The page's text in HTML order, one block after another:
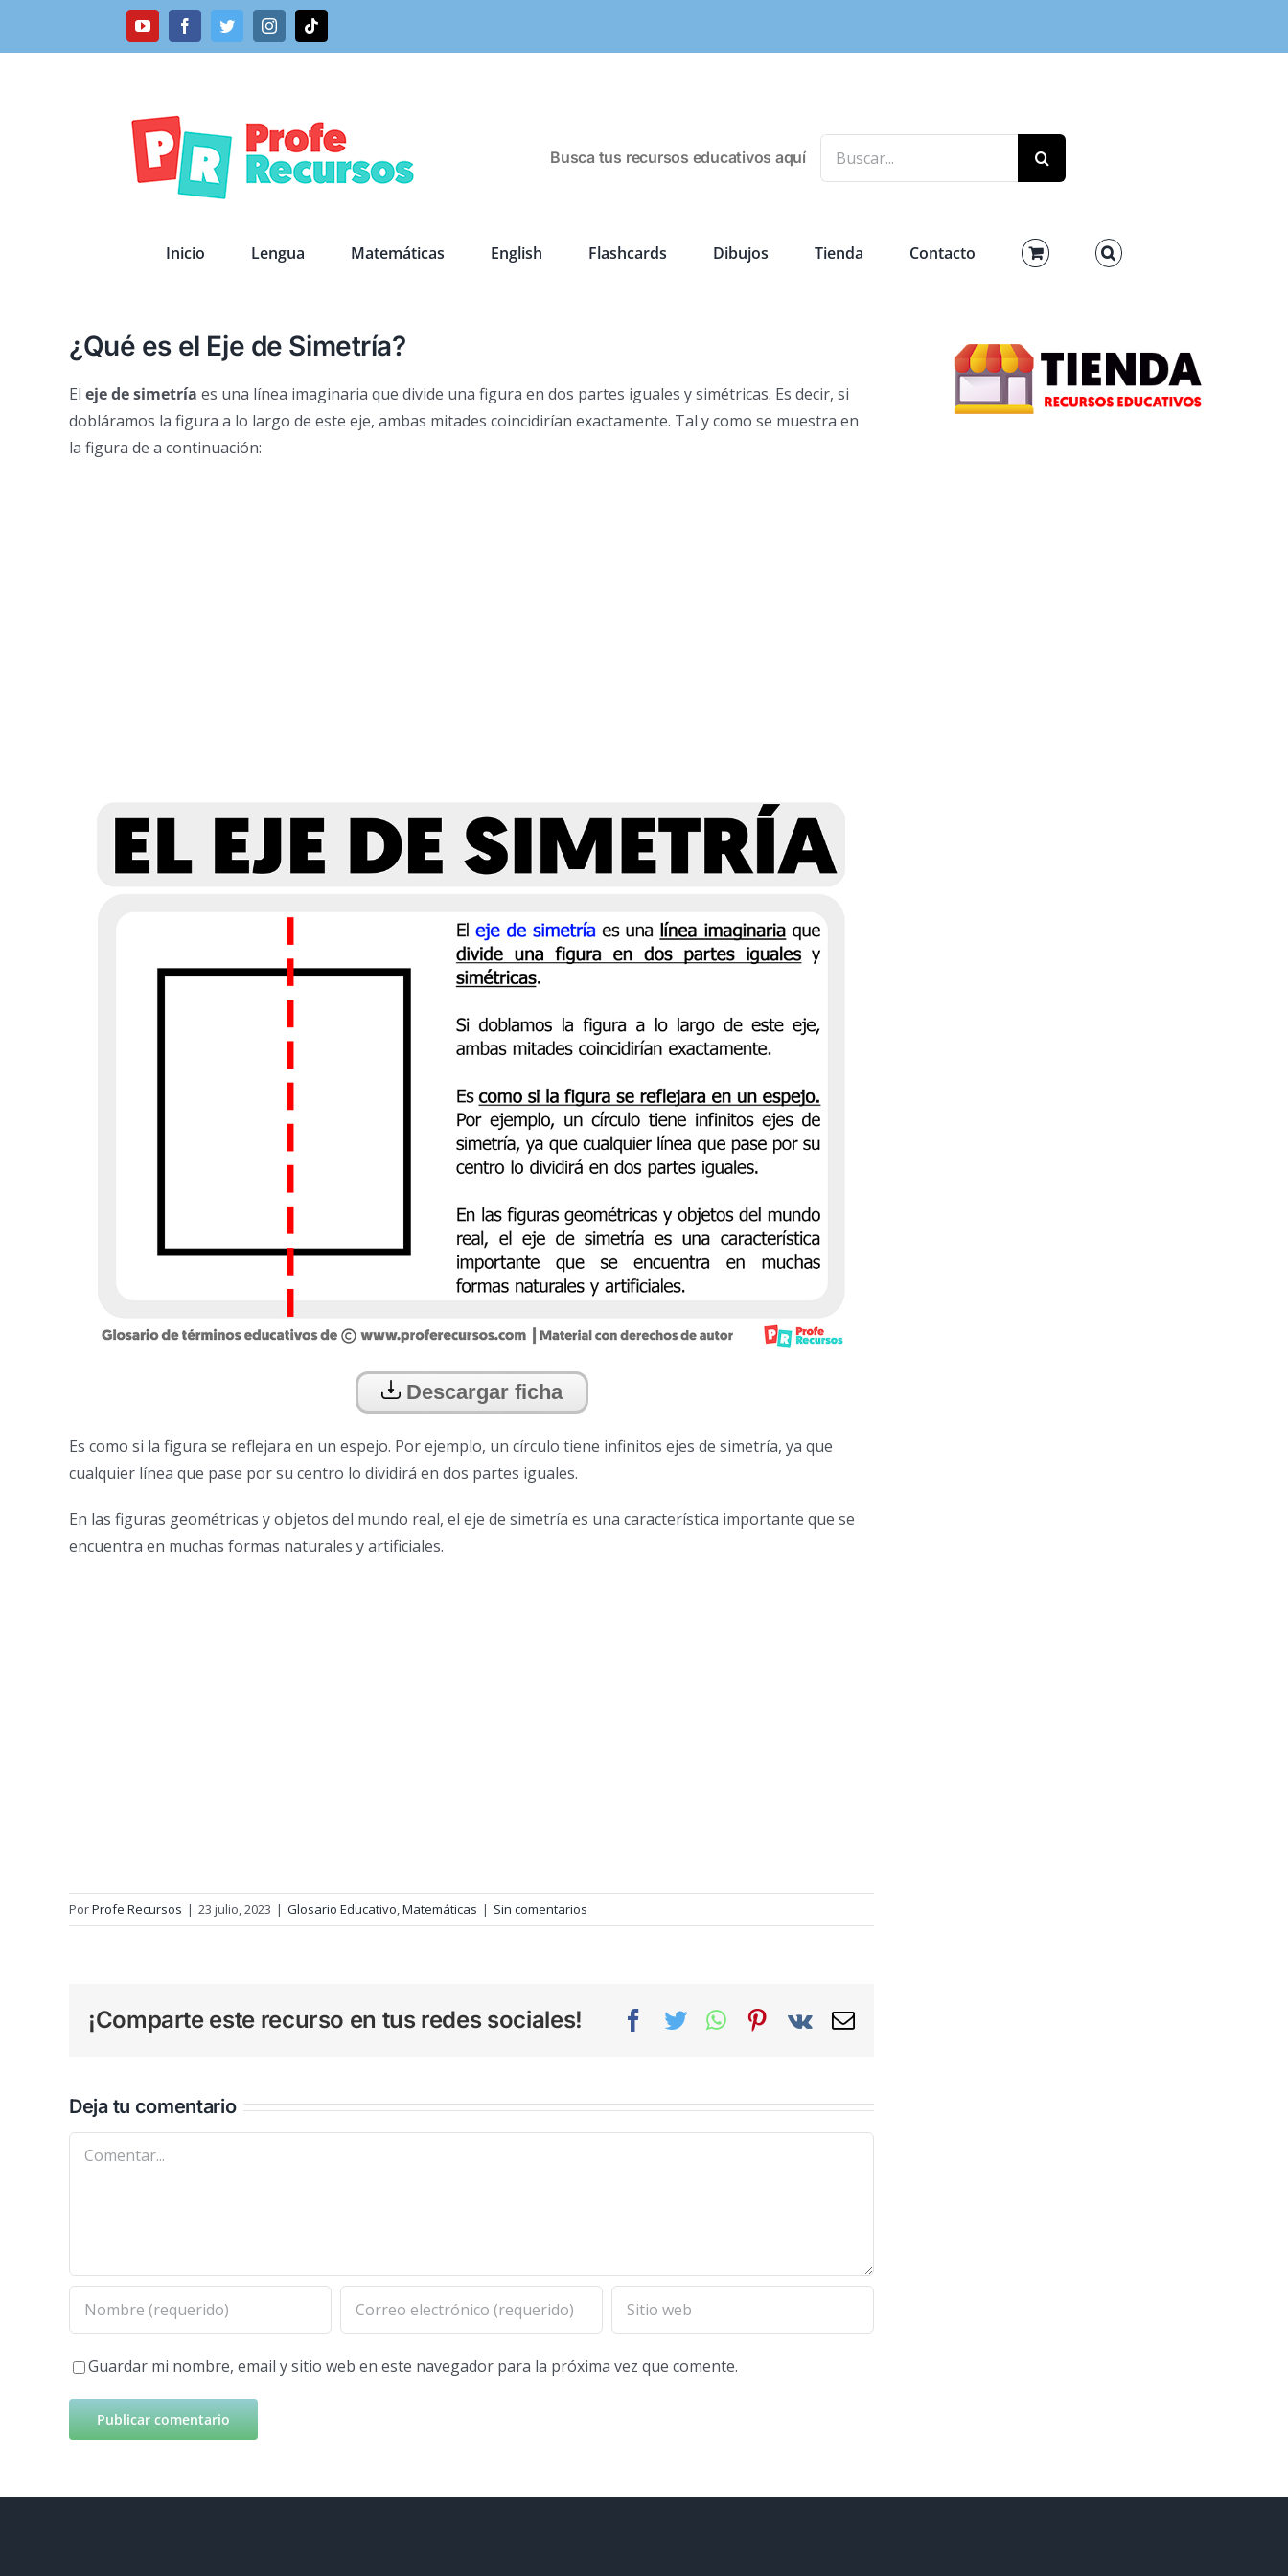
YouTubeFacebookTwitterInstagramTiktok
Busca tus recursos educativos aquí
Inicio Lengua Matemáticas English Flashcards Dibujos Tienda Contacto
¿Qué es el Eje de Simetría?
El eje de simetría es una línea imaginaria que divide una figura en dos partes iguales y simétricas. Es decir, si
dobláramos la figura a lo largo de este eje, ambas mitades coincidirían exactamente. Tal y como se muestra en
la figura de a continuación:
Descargar ficha
Es como si la figura se reflejara en un espejo. Por ejemplo, un círculo tiene infinitos ejes de simetría, ya que
cualquier línea que pase por su centro lo dividirá en dos partes iguales.
En las figuras geométricas y objetos del mundo real, el eje de simetría es una característica importante que se
encuentra en muchas formas naturales y artificiales.
PorProfe Recursos | 23 julio, 2023 | Glosario Educativo,Matemáticas | Sin comentarios
¡Comparte este recurso en tus redes sociales! Facebook
TwitterWhatsAppPinterest
Vk
Correo
Deja tu comentario
Comentar
Guardar mi nombre, email y sitio web en este navegador para la próxima vez que comente.